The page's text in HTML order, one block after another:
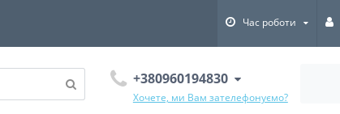
Час роботи
+380960194830
Хочете, ми Вам зателефонуємо?